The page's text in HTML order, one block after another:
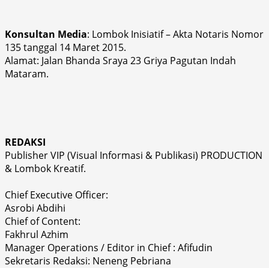
Konsultan Media: Lombok Inisiatif – Akta Notaris Nomor
135 tanggal 14 Maret 2015.
Alamat: Jalan Bhanda Sraya 23 Griya Pagutan Indah
Mataram.
REDAKSI
Publisher VIP (Visual Informasi & Publikasi) PRODUCTION
& Lombok Kreatif.
Chief Executive Officer:
Asrobi Abdihi
Chief of Content:
Fakhrul Azhim
Manager Operations / Editor in Chief : Afifudin
Sekretaris Redaksi: Neneng Pebriana